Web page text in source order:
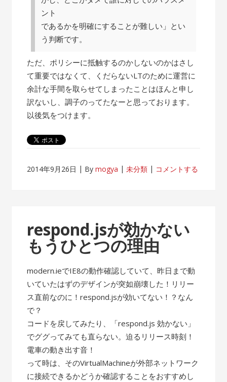
ント
であるかを明確にすることが難しい」とい
う判断です。
ただ、ポリシーに抵触するのかしないのかはさし
て重要ではなくて、くだらないLTのために運営に
余計な手間を取らせてしまったことはほんと申し
訳ないし、調子のってたなーと思っております。
以後気をつけます。
2014年9月26日 Bymogya 未分類 コメントする
respond.jsが効かない
もうひとつの理由
modern.ieでIE8の動作確認していて、昨日まで動
いていたはずのデザインが突如崩壊した！リリー
ス直前なのに！respond.jsが効いてない！？なん
で？
コードを戻してみたり、「respond.js 効かない」
でググってみても直らない。迫るリリース時刻！
電車の動き出す音！
って時は、そのVirtualMachineが外部ネットワーク
に接続できるかどうか確認することをおすすめし